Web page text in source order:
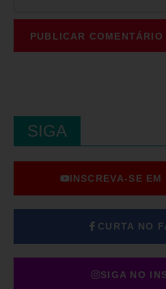
SIGA
INSCREVA-SE
CURTA NO
SIGA NO